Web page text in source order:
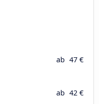
ab 47 €
ab 42 €